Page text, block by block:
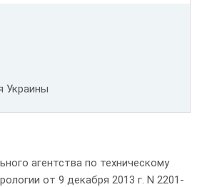
Украины
агентства по техническому
от 9 декабря 2013 г. N 2201-